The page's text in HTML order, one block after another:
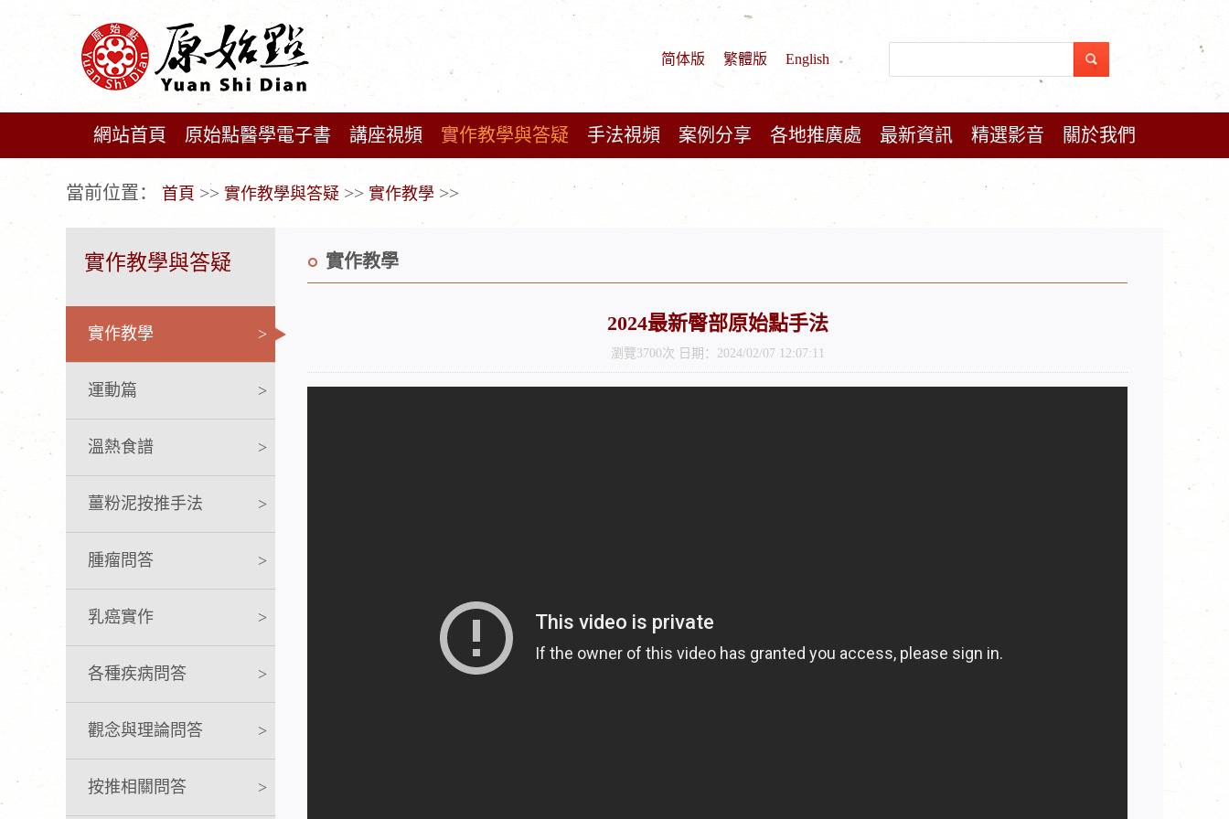
简体版 繁體版 English
網站首頁 原始點醫學電子書 講座視頻 實作教學與答疑 手法視頻 案例分享 各地推廣處 最新資訊 精選影音 關於我們
當前位置： 首頁 >> 實作教學與答疑 >> 實作教學 >>
實作教學與答疑
實作教學 >
運動篇 >
溫熱食譜 >
薑粉泥按推手法 >
腫瘤問答 >
乳癌實作 >
各種疾病問答 >
觀念與理論問答 >
按推相關問答 >
實作教學
2024最新臀部原始點手法
瀏覽3700次 日期：2024/02/07 12:07:11